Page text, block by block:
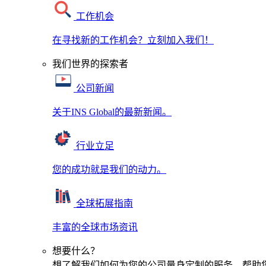
工作机会
在寻找新的工作机会？立刻加入我们！
我们世界的探索者
公司新闻
关于INS Global的最新新闻。
行业立足
您的成功就是我们的动力。
全球拓展指南
丰富的全球市场资讯
想要什么？